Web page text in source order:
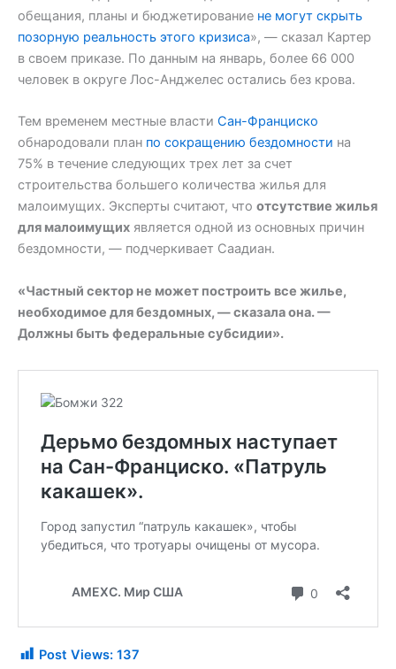
обещания, планы и бюджетирование не могут скрыть
позорную реальность этого кризиса», — сказал Картер
в своем приказе. По данным на январь, более 66 000
человек в округе Лос-Анджелес остались без крова.
Тем временем местные власти Сан-Франциско
обнародовали план по сокращению бездомности на
75% в течение следующих трех лет за счет
строительства большего количества жилья для
малоимущих. Эксперты считают, что отсутствие жилья
для малоимущих является одной из основных причин
бездомности, — подчеркивает Саадиан.
«Частный сектор не может построить все жилье,
необходимое для бездомных, — сказала она. —
Должны быть федеральные субсидии».
Post Views: 137